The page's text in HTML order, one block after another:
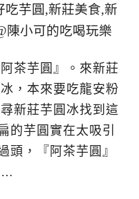
茶芋圓』。來新莊
，本來要吃龍安粉
新莊芋圓冰找到這
的芋圓實在太吸引
頭，『阿茶芋圓』
…